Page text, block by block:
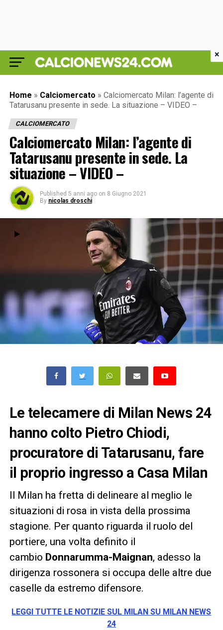
Home » Calciomercato » Calciomercato Milan: l’agente di
Tatarusanu presente in sede. La situazione – VIDEO –
CALCIOMERCATO
Calciomercato Milan: l’agente di
Tatarusanu presente in sede. La
situazione – VIDEO –
Published 5 anni ago on 8 Giugno 2021
By nicolas droschi
Le telecamere di Milan News 24
hanno colto Pietro Chiodi,
procuratore di Tatarusanu, fare
il proprio ingresso a Casa Milan
Il Milan ha fretta di delineare al meglio le
situazioni di rosa in vista della prossima
stagione. Per quanto riguarda il ruolo del
portiere, una volta definito il
cambio Donnarumma-Maignan, adesso la
dirigenza rossonera si occupa delle altre due
caselle da estremo difensore.
LEGGI TUTTE LE NOTIZIE SUL MILAN SU MILAN NEWS
24
×